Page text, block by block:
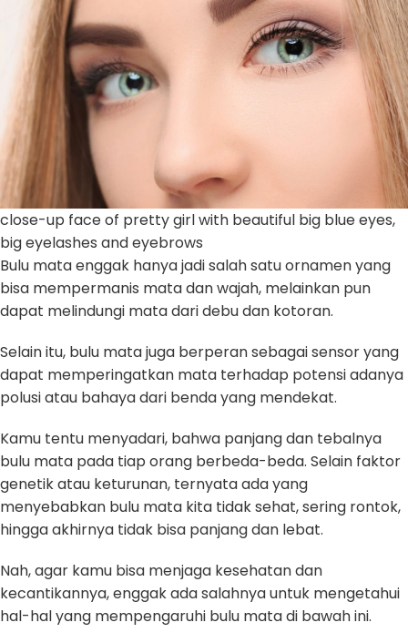
close-up face of pretty girl with beautiful big blue eyes,
big eyelashes and eyebrows
Bulu mata enggak hanya jadi salah satu ornamen yang
bisa mempermanis mata dan wajah, melainkan pun
dapat melindungi mata dari debu dan kotoran.
Selain itu, bulu mata juga berperan sebagai sensor yang
dapat memperingatkan mata terhadap potensi adanya
polusi atau bahaya dari benda yang mendekat.
Kamu tentu menyadari, bahwa panjang dan tebalnya
bulu mata pada tiap orang berbeda-beda. Selain faktor
genetik atau keturunan, ternyata ada yang
menyebabkan bulu mata kita tidak sehat, sering rontok,
hingga akhirnya tidak bisa panjang dan lebat.
Nah, agar kamu bisa menjaga kesehatan dan
kecantikannya, enggak ada salahnya untuk mengetahui
hal-hal yang mempengaruhi bulu mata di bawah ini.